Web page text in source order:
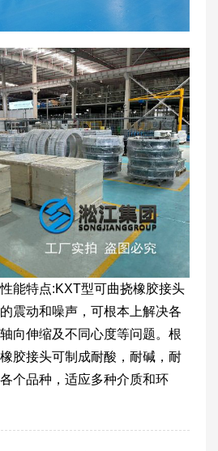
能特点:KXT型可曲挠橡胶接头
震动和噪声，可根本上解决各
向伸缩及不同心度等问题。根
胶接头可制成耐酸，耐碱，耐
个品种，适应多种介质和环